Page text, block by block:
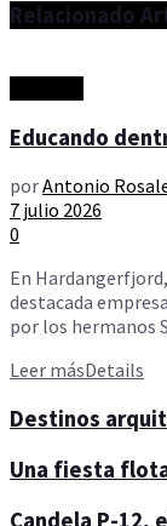
Relacionado
Educando
porAntonio
7 julio 2026
0
En
destacada
por los hermanos
Leer másDetails
Destinos
Una fiesta
Candela P-12,